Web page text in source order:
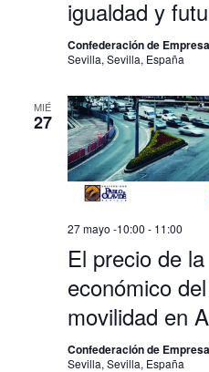
igualdad y
Confederación de
Sevilla, Sevilla, España
MIÉ
27
El precio de
económico
movilidad en
27 mayo -10:00 - 11:00
Confederación de
Sevilla, Sevilla, España